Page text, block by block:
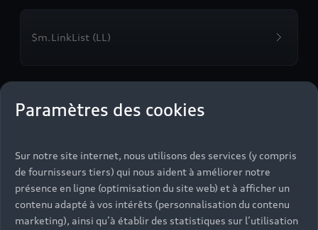
$m.LinkList (LL)
Découvrez nos modèles
Paramètres des cookies
Sur notre site internet, nous utilisons des services (y compris
de fournisseurs tiers) qui nous aident à améliorer notre
présence en ligne (optimisation du site web) et à afficher un
contenu adapté à vos intérêts (personnalisation du contenu
marketing), ainsi qu’à établir des statistiques sur l’utilisation